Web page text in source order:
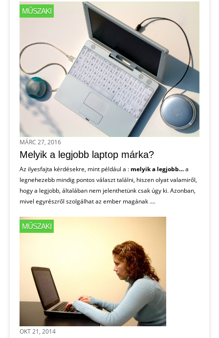
MŰSZAKI
MÁRC 27, 2016
Melyik a legjobb laptop márka?
Az ilyesfajta kérdésekre, mint például a : melyik a legjobb…a
legnehezebb mindig pontos választ találni, hiszen olyat valamiről,
hogy a legjobb, általában nem jelenthetünk csak úgy ki. Azonban,
mivel egyrészről szolgálhat az ember magának ....
MŰSZAKI
OKT 21, 2014